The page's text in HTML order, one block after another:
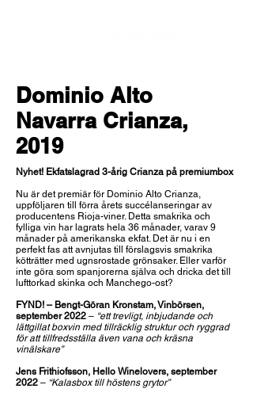
Dominio Alto
Navarra Crianza,
2019
Nyhet! Ekfatslagrad 3-årig Crianza på premiumbox
Nu är det premiär för Dominio Alto Crianza,
uppföljaren till förra årets succélanseringar av
producentens Rioja-viner. Detta smakrika och
fylliga vin har lagrats hela 36 månader, varav 9
månader på amerikanska ekfat. Det är nu i en
perfekt fas att avnjutas till förslagsvis smakrika
kötträtter med ugnsrostade grönsaker. Eller varför
inte göra som spanjorerna själva och dricka det till
lufttorkad skinka och Manchego-ost?
FYND! – Bengt-Göran Kronstam, Vinbörsen,
september 2022 – “ett trevligt, inbjudande och
lättgillat boxvin med tillräcklig struktur och ryggrad
för att tillfredsställa även vana och kräsna
vinälskare”
Jens Frithiofsson, Hello Winelovers, september
2022 – “Kalasbox till höstens grytor”